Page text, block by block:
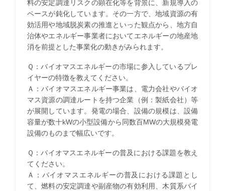
料の安定調達リスクの顕在化等を背景に、新規導入の
ペースが鈍化しています。その一方で、地域資源の有
効活用や地域脱炭素の推進といった観点から、地方自
治体やエネルギー事業者においてエネルギーの地産地
消を前提とした事業化の動きがみられます。
Ｑ：バイオマスエネルギーの市場に参入しているプレ
イヤーの特徴を教えてください。
Ａ：バイオマスエネルギー事業は、電力会社やバイオ
マス資源の調達ルートを持つ企業（例：製紙会社）等
が展開しています。発電の場合、設備の規模は、設備
容量が数十kWの小型設備から同数百MWの大規模発電
設備のものまで幅広いです。
Ｑ：バイオマスエネルギーの普及における課題を教え
てください。
Ａ：バイオマスエネルギーの普及における課題とし
て、燃料の安定調達や副産物の有効利用、木質系バイ